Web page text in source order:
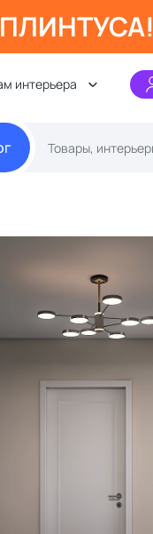
интерьера